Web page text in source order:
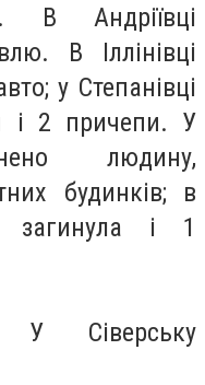
В Андріївці
В Іллінівці
у Степанівці
і 2 причепи. У
людину,
будинків; в
загинула і 1
У Сіверську